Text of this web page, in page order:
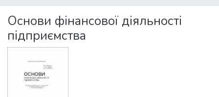
Statistics
Основи фінансової діяльності
підприємства